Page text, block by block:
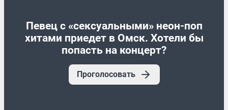
Певец с «сексуальными» неон-поп
хитами приедет в Омск. Хотели бы
попасть на концерт?
Проголосовать